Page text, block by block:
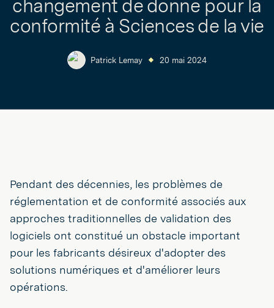
changement de donne pour la
conformité à Sciences de la vie
Patrick Lemay 20 mai 2024
Pendant des décennies, les problèmes de
réglementation et de conformité associés aux
approches traditionnelles de validation des
logiciels ont constitué un obstacle important
pour les fabricants désireux d'adopter des
solutions numériques et d'améliorer leurs
opérations.